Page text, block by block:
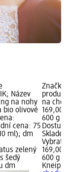
Název
na nohy
bio olivové
cena: 75
ml); dm
zelený
šedý
dm
Značka:
na
169,00
600 g
Vybrat
169,00
600 g
Kneipp